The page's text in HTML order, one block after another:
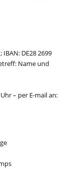
DE28 2699
Name und
– per E-mail an: